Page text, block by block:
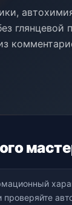
глянцевой